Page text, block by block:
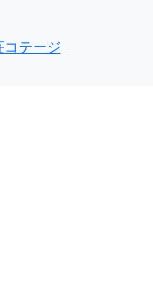
コテージ